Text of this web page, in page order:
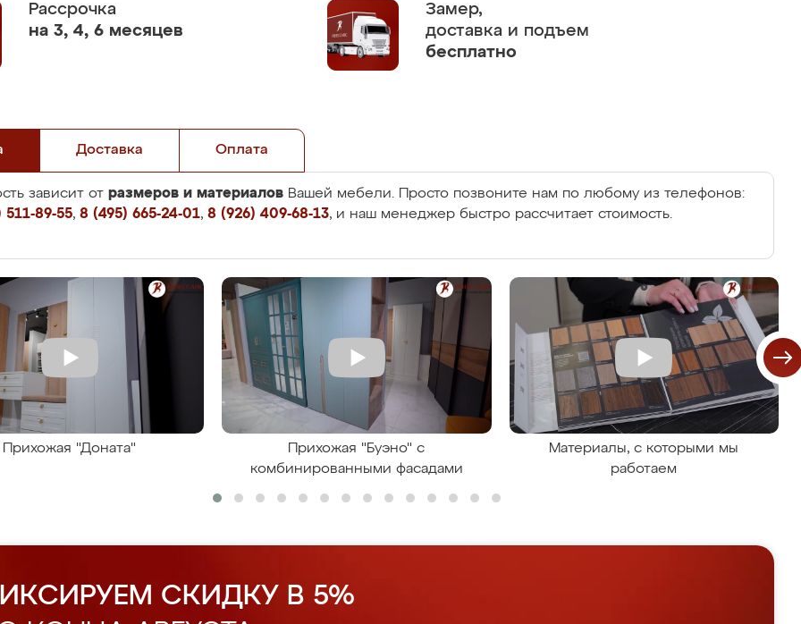
Рассрочка
на 3, 4, 6 месяцев
Замер,
доставка и подъем
бесплатно
Доставка Оплата
зависит от размеров и материалов Вашей мебели. Просто позвоните нам по любому из телефонов:
89-55, 8 (495) 665-24-01, 8 (926) 409-68-13, и наш менеджер быстро рассчитает стоимость.
Прихожая "Доната"
Прихожая "Буэно" с
комбинированными фасадами
Материалы, с которыми мы
работаем
СКИДКУ В 5%